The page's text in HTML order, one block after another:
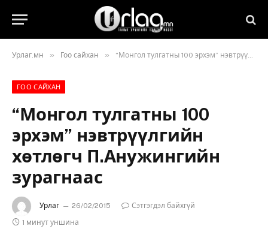
Урлаг.мн » Гоо сайхан » “Монгол тулгатны 100 эрхэм” нэвтрүүлгийн хөтлөгч П.Анужингийн зурагнаас
ГОО САЙХАН
“Монгол тулгатны 100
эрхэм” нэвтрүүлгийн
хөтлөгч П.Анужингийн
зурагнаас
Урлаг 26/02/2015
Сэтгэгдэл байхгүй
1 минут уншина